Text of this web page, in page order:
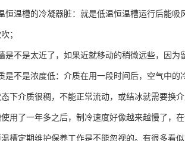
恒温槽的冷凝器脏：就是低温恒温槽运行后能
；
是不是太近了，如果近就移动的稍微远些，因为
是不是浓度低：介质在用一段时间后，空气中
下介质很稠，不能正常流动，或结冰就需要换介
用了一年多之后，制冷速度好像越来越慢了，在
槽定期维护保养工作是不能忽视的。有很多看